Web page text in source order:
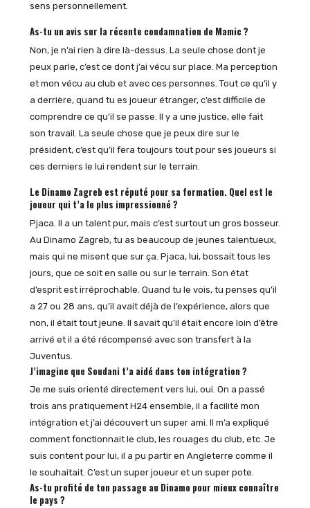
sens personnellement.
As-tu un avis sur la récente condamnation de Mamic ?
Non, je n’ai rien à dire là-dessus. La seule chose dont je
peux parle, c’est ce dont j’ai vécu sur place. Ma perception
et mon vécu au club et avec ces personnes. Tout ce qu’il y
a derrière, quand tu es joueur étranger, c’est difficile de
comprendre ce qu’il se passe. Il y a une justice, elle fait
son travail. La seule chose que je peux dire sur le
président, c’est qu’il fera toujours tout pour ses joueurs si
ces derniers le lui rendent sur le terrain.
Le Dinamo Zagreb est réputé pour sa formation. Quel est le
joueur qui t’a le plus impressionné ?
Pjaca. Il a un talent pur, mais c’est surtout un gros bosseur.
Au Dinamo Zagreb, tu as beaucoup de jeunes talentueux,
mais qui ne misent que sur ça. Pjaca, lui, bossait tous les
jours, que ce soit en salle ou sur le terrain. Son état
d’esprit est irréprochable. Quand tu le vois, tu penses qu’il
a 27 ou 28 ans, qu’il avait déjà de l’expérience, alors que
non, il était tout jeune. Il savait qu’il était encore loin d’être
arrivé et il a été récompensé avec son transfert à la
Juventus.
J’imagine que Soudani t’a aidé dans ton intégration ?
Je me suis orienté directement vers lui, oui. On a passé
trois ans pratiquement H24 ensemble, il a facilité mon
intégration et j’ai découvert un super ami. Il m’a expliqué
comment fonctionnait le club, les rouages du club, etc. Je
suis content pour lui, il a pu partir en Angleterre comme il
le souhaitait. C’est un super joueur et un super pote.
As-tu profité de ton passage au Dinamo pour mieux connaître
le pays ?